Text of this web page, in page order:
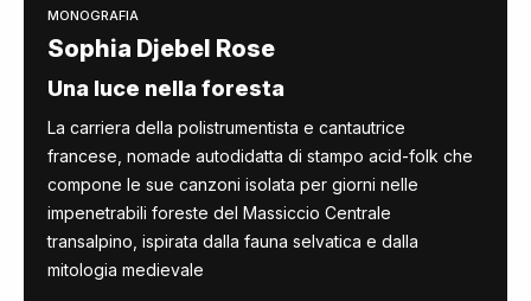
MONOGRAFIA
Sophia Djebel Rose
Una luce nella foresta
La carriera della polistrumentista e cantautrice
francese, nomade autodidatta di stampo acid-folk che
compone le sue canzoni isolata per giorni nelle
impenetrabili foreste del Massiccio Centrale
transalpino, ispirata dalla fauna selvatica e dalla
mitologia medievale